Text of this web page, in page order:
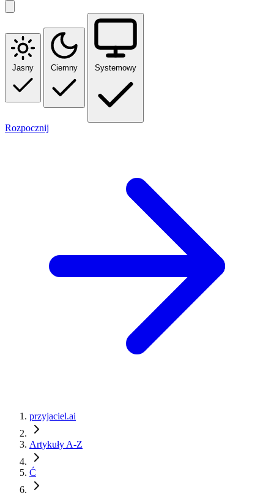
Jasny Ciemny Systemowy
Rozpocznij
przyjaciel.ai
Artykuły A-Z
Ć